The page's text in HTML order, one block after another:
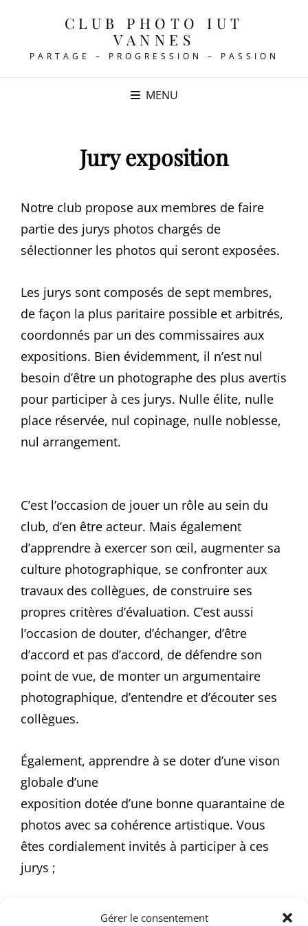
Gérer le consentement
CLUB PHOTO IUT
VANNES
PARTAGE – PROGRESSION – PASSION
MENU
Jury exposition
Notre club propose aux membres de faire
partie des jurys photos chargés de
sélectionner les photos qui seront exposées.
Les jurys sont composés de sept membres,
de façon la plus paritaire possible et arbitrés,
coordonnés par un des commissaires aux
expositions. Bien évidemment, il n’est nul
besoin d’être un photographe des plus avertis
pour participer à ces jurys. Nulle élite, nulle
place réservée, nul copinage, nulle noblesse,
nul arrangement.
C’est l’occasion de jouer un rôle au sein du
club, d’en être acteur. Mais également
d’apprendre à exercer son œil, augmenter sa
culture photographique, se confronter aux
travaux des collègues, de construire ses
propres critères d’évaluation. C’est aussi
l’occasion de douter, d’échanger, d’être
d’accord et pas d’accord, de défendre son
point de vue, de monter un argumentaire
photographique, d’entendre et d’écouter ses
collègues.
Également, apprendre à se doter d’une vison
globale d’une
exposition dotée d’une bonne quarantaine de
photos avec sa cohérence artistique. Vous
êtes cordialement invités à participer à ces
jurys ;
nous sommes sans doute un des seuls club